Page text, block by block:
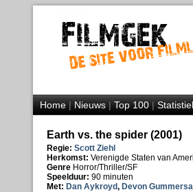
Home|Nieuws|Top 100|
Earth vs. the spider (2001)
Regie: Scott Ziehl
Herkomst: Verenigde Staten van
Genre Horror/Thriller/SF
Speelduur: 90 minuten
Met: Dan Aykroyd, Devon Gummersall